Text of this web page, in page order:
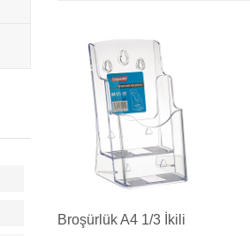
Broşürlük A4 1/3 İkili